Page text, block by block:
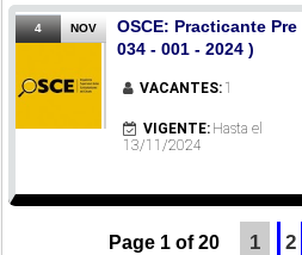
4 NOV
OSCE: Practicante
034 - 001 - 2024 )
VACANTES: 1
VIGENTE: Hasta el
13/11/2024
Page 1 of 20 1 2